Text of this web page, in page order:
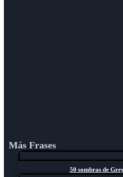
Más Frases
50 sombras de